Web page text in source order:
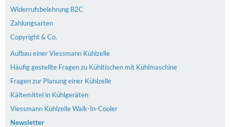
Widerrufsbelehrung B2C
Zahlungsarten
Copyright & Co.
Aufbau einer Viessmann Kühlzelle
Häufig gestellte Fragen zu Kühltischen mit Kühlmaschine
Fragen zur Planung einer Kühlzelle
Kältemittel in Kühlgeräten
Viessmann Kühlzelle Walk-In-Cooler
Newsletter